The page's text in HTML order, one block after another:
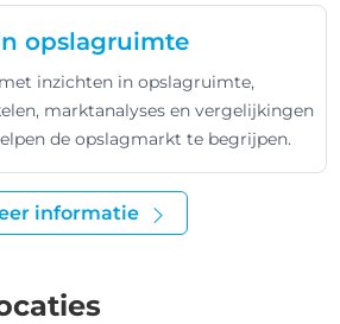
opslagruimte
inzichten in opslagruimte,
marktanalyses en vergelijkingen
de opslagmarkt te begrijpen.
informatie